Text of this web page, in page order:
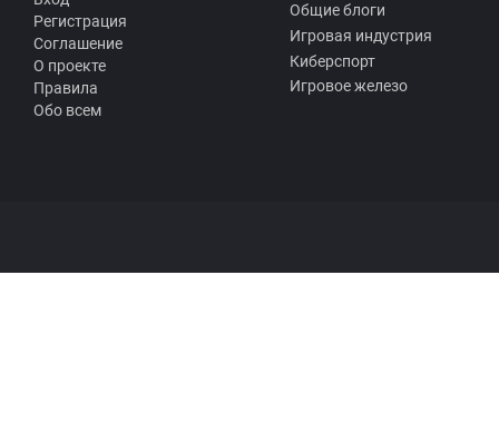
Регистрация
Соглашение
О проекте
Правила
Обо всем
Общие блоги
Игровая индустрия
Киберспорт
Игровое железо